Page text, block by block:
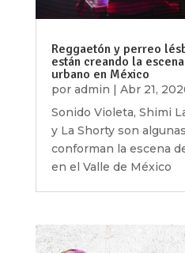
Reggaetón y perreo
están creando la
urbano en México
por admin | Abr 21,
Sonido Violeta, Shimi
y La Shorty son
conforman la escena
en el Valle de México